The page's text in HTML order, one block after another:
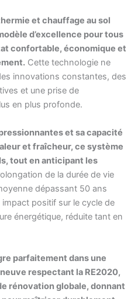
et chauffage au sol
d’excellence pour tous
confortable, économique et
Cette technologie ne
innovations constantes, des
et une prise de
en plus profonde.
et sa capacité
et fraîcheur, ce système
tout en anticipant les
de la durée de vie
dépassant 50 ans
positif sur le cycle de
énergétique, réduite tant en
parfaitement dans une
respectant la RE2020,
rénovation globale, donnant